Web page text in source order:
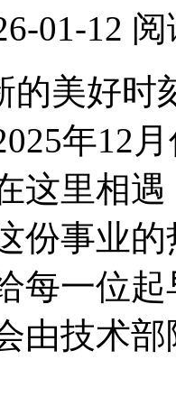
01-12
的美好时
年12
这里相
份事业
每一位
由技术